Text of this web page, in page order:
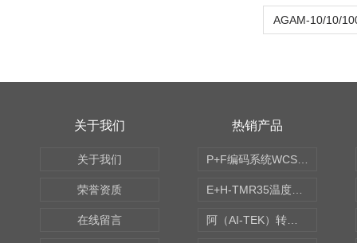
关于我们
关于我们
荣誉资质
在线留言
热销产品